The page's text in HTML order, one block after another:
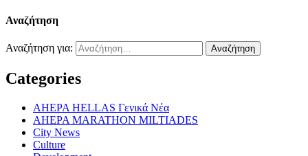
Αναζήτηση
Αναζήτηση για:
Categories
AHEPA HELLAS Γενικά Νέα
AHEPA MARATHON MILTIADES
City News
Culture